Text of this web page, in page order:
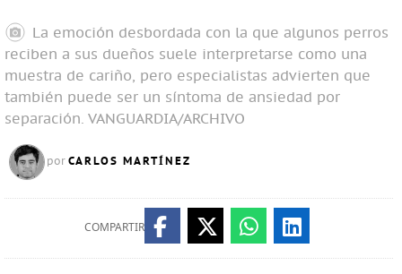
La emoción desbordada con la que algunos perros
reciben a sus dueños suele interpretarse como una
muestra de cariño, pero especialistas advierten que
también puede ser un síntoma de ansiedad por
separación. VANGUARDIA/ARCHIVO
por CARLOS MARTÍNEZ
COMPARTIR